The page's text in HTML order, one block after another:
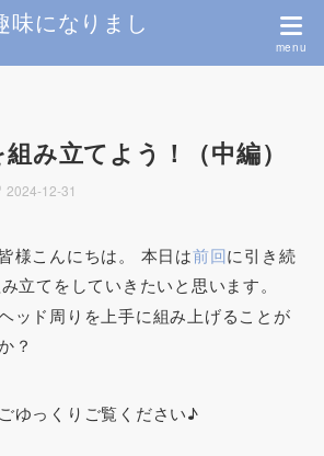
味になりまし
み立てよう！（中編）
2024-12-31
様こんにちは。 本日は前回に引き続
立てをしていきたいと思います。
ッド周りを上手に組み上げることが
？
ゆっくりご覧ください♪